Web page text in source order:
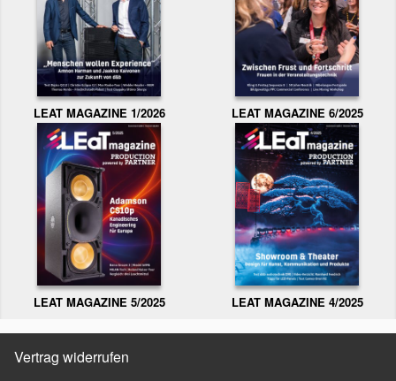
LEAT MAGAZINE 1/2026 LEAT MAGAZINE 6/2025
LEAT MAGAZINE 5/2025 LEAT MAGAZINE 4/2025
Vertrag widerrufen